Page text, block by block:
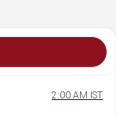
2:00 AM IST